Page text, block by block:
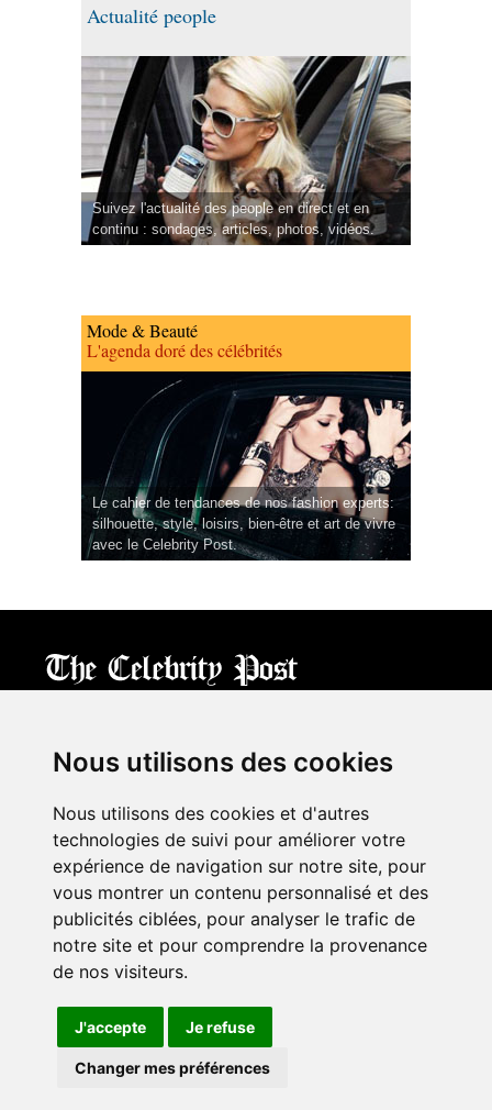
Nous utilisons des cookies
Nous utilisons des cookies et d'autres
technologies de suivi pour améliorer votre
expérience de navigation sur notre site, pour
vous montrer un contenu personnalisé et des
publicités ciblées, pour analyser le trafic de
notre site et pour comprendre la provenance
de nos visiteurs.
J'accepte Je refuse
Changer mes préférences
Actualité people
Suivez l'actualité des people en direct et en
continu : sondages, articles, photos, vidéos.
Mode & Beauté
L'agenda doré des célébrités
Le cahier de tendances de nos fashion experts:
silhouette, style, loisirs, bien-être et art de vivre
avec le Celebrity Post.
Terms of Use| Privacy|Cookies Policy (Mes préférences)
À propos
Mentions légales
Contact Us
Follow us on
Watch us on